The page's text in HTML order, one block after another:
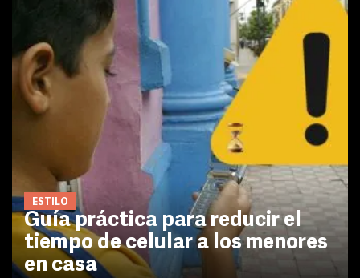
ESTILO
Guía práctica para reducir el
tiempo de celular a los menores
en casa